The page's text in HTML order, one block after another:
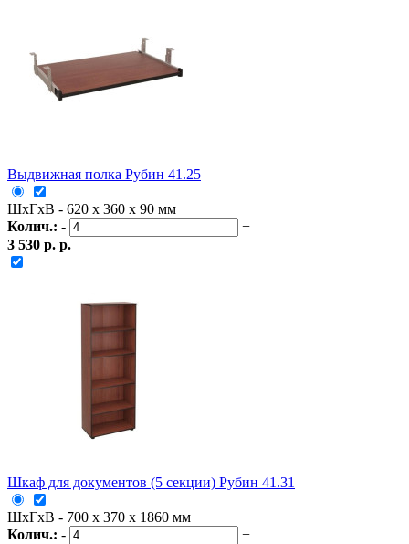
Выдвижная полка Рубин 41.25
ШxГxВ - 620 x 360 x 90 мм
Колич.: -
+
3 530 р. р.
Шкаф для документов (5 секции) Рубин 41.31
ШxГxВ - 700 x 370 x 1860 мм
Колич.: -
+